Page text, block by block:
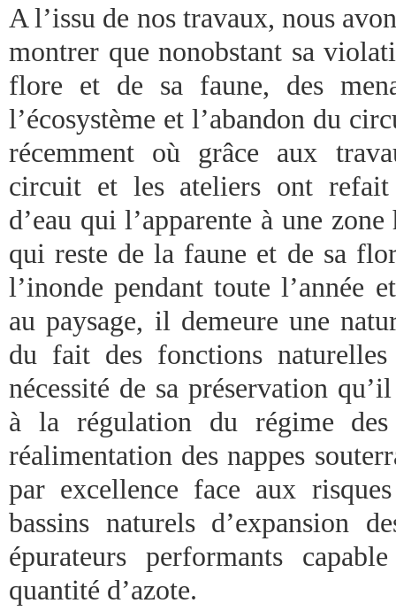
A l’issu de nos travaux, nous
montrer que nonobstant sa
flore et de sa faune, des
l’écosystème et l’abandon du
récemment où grâce aux
circuit et les ateliers ont refait
d’eau qui l’apparente à une
qui reste de la faune et de sa
l’inonde pendant toute l’année
au paysage, il demeure une
du fait des fonctions naturelles
nécessité de sa préservation
à la régulation du régime
réalimentation des nappes
par excellence face aux
bassins naturels d’expansion
épurateurs performants
quantité d’azote.